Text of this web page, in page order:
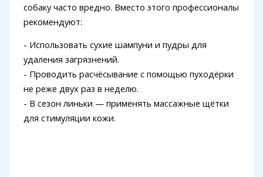
собаку часто вредно. Вместо этого профессионалы
рекомендуют:
- Использовать сухие шампуни и пудры для
удаления загрязнений.
- Проводить расчёсывание с помощью пуходёрки
не реже двух раз в неделю.
- В сезон линьки — применять массажные щётки
для стимуляции кожи.